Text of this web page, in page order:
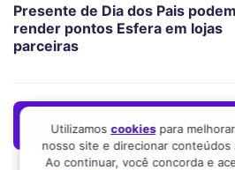
Presente de Dia dos Pais podem
render pontos Esfera em lojas
parceiras
VER TODAS AS
Utilizamos cookiespara
nosso site e direcionar conteúdos
Ao continuar, você concorda e